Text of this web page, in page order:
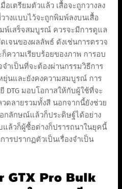
อเตรียมตัวแล้ว เสื้อจะถูกวางลง
างแบบไว้จะถูกพิมพ์ลงบนเสื้อ
พ์เสร็จสมบูรณ์ ควรจะมีการดูแล
จนของผลลัพธ์ ดังเช่นการตรวจ
ความเรียบร้อยของภาพ การอบ
ำเป็นที่จะต้องผ่านกรรมวิธีการ
นและยังคงความสมบูรณ์ การ
DTG มอบโอกาสให้กับผู้ใช้ที่จะ
ดลายรวมทั้งสี นอกจากนี้ยังช่วย
อกลักษณ์แล้วก็ประดิษฐ์ได้อย่าง
ล้วก็ผู้ซื้อต่างก็ปรารถนาในยุคนี้
รปรากฏตัวเป็นเรื่องจำเป็น